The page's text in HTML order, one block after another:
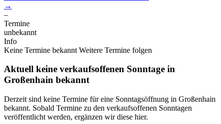
→
–
Termine
unbekannt
Info
Keine Termine bekannt Weitere Termine folgen
Aktuell keine verkaufsoffenen Sonntage in
Großenhain bekannt
Derzeit sind keine Termine für eine Sonntagsöffnung in Großenhain
bekannt. Sobald Termine zu den verkaufsoffenen Sonntagen
veröffentlicht werden, ergänzen wir diese hier.